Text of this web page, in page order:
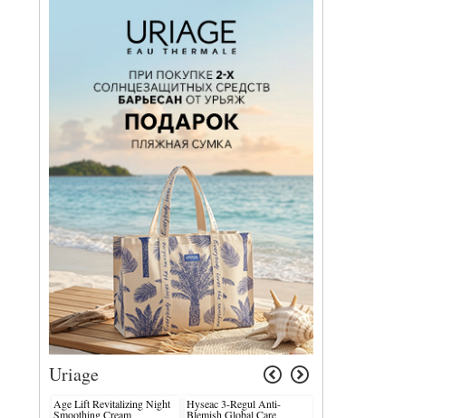
Uriage
Age Lift Revitalizing Night
Smoothing Cream
Hyseac 3-Regul Anti-
Blemish Global Care